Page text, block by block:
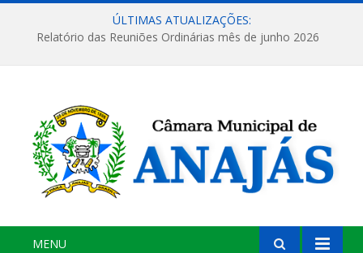
ÚLTIMAS ATUALIZAÇÕES:
Relatório das Reuniões Ordinárias mês de junho 2026
MENU